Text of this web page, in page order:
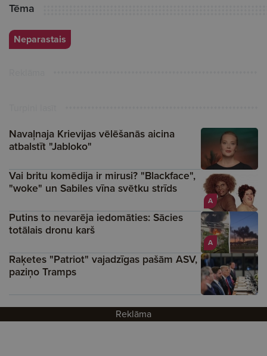
Tēma
Neparastais
Navaļnaja Krievijas vēlēšanās aicina
atbalstīt "Jabloko"
A
Vai britu komēdija ir mirusi? "Blackface",
"woke" un Sabiles vīna svētku strīds
A
Putins to nevarēja iedomāties: Sācies
totālais dronu karš
Raķetes "Patriot" vajadzīgas pašām ASV,
paziņo Tramps
Reklāma